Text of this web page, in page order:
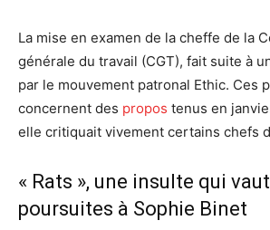
La mise en examen de la cheffe de la
générale du travail (CGT), fait suite à
par le mouvement patronal Ethic. Ces
concernent des propos tenus en
elle critiquait vivement certains chefs
« Rats », une insulte qui
poursuites à Sophie Binet